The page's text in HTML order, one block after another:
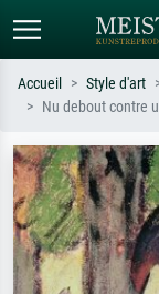
Recherchez par artiste,
ex. Monet, Nuit
impressionnisme,
nu.
Accueil Style d'art
Nu debout contre